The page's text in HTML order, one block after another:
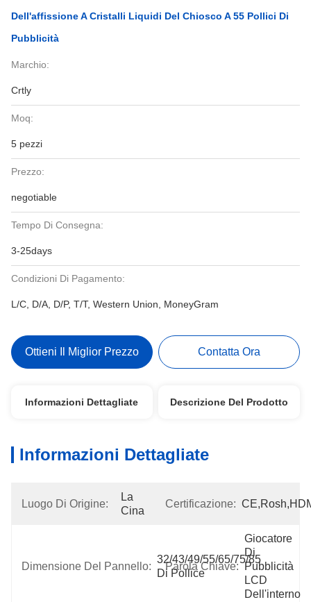
Dell'affissione A Cristalli Liquidi Del Chiosco A 55 Pollici Di
Pubblicità
Marchio:
Crtly
Moq:
5 pezzi
Prezzo:
negotiable
Tempo Di Consegna:
3-25days
Condizioni Di Pagamento:
L/C, D/A, D/P, T/T, Western Union, MoneyGram
Ottieni Il Miglior Prezzo Contatta Ora
Informazioni Dettagliate Descrizione Del Prodotto
Informazioni Dettagliate
Luogo Di Origine:
La
Cina
Certificazione:
Dimensione Del Pannello:
32/43/49/55/65/75/85
Di Pollice
Parola Chiave:
Giocatore
Di
Pubblicità
LCD
Dell'interno